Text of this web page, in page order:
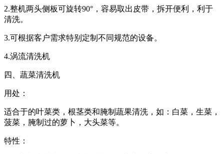
2.整机两头侧板可旋转90°，容易取出皮带，拆开便利，利于
清洗。
3.可根据客户需求特别定制不同规范的设备。
4.涡流清洗机
四、蔬菜清洗机
用处：
适合于的叶菜类，根茎类和腌制蔬果清洗，如：白菜，生菜，
菠菜，腌制过的萝卜，大头菜等。
特性：